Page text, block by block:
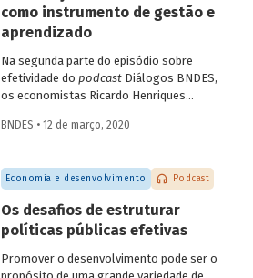
futuras.
como instrumento de gestão e
aprendizado
Na segunda parte do episódio sobre
efetividade do podcastDiálogos BNDES,
os economistas Ricardo Henriques
(BNDES) conversam sobre a importância
evidências, de desenvolver projetos-
piloto para depois dar escala às ações e
rever ou ajustar as iniciativas. Eles
discutem ainda quais são as tendências
do tema para os próximos anos.
BNDES • 12 de março, 2020
Economia e desenvolvimento Podcast
Os desafios de estruturar
políticas públicas efetivas
Promover o desenvolvimento pode ser o